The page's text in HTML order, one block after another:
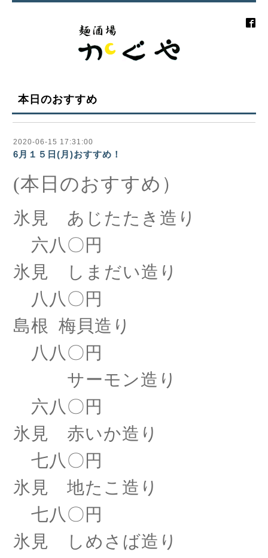
本日のおすすめ
2020-06-15 17:31:00
6月１５日(月)おすすめ！
(本日のおすすめ）
氷見 あじたたき造り
六八〇円
氷見 しまだい造り
八八〇円
島根 梅貝造り
八八〇円
サーモン造り
六八〇円
氷見 赤いか造り
七八〇円
氷見 地たこ造り
七八〇円
氷見 しめさば造り